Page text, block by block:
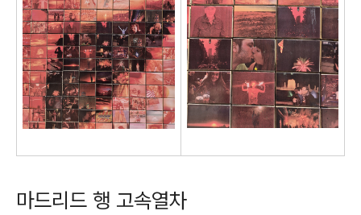
마드리드 행 고속열차